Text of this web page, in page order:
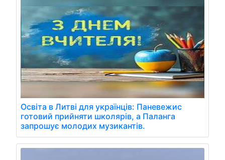
Освіта в Литві для українців: Паневежис
готовий прийняти школярів, а Паланга
запрошує молодих музикантів.